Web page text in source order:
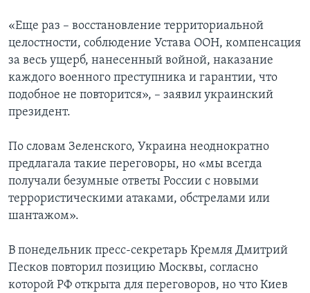
«Еще раз – восстановление территориальной
целостности, соблюдение Устава ООН, компенсация
за весь ущерб, нанесенный войной, наказание
каждого военного преступника и гарантии, что
подобное не повторится», – заявил украинский
президент.
По словам Зеленского, Украина неоднократно
предлагала такие переговоры, но «мы всегда
получали безумные ответы России с новыми
террористическими атаками, обстрелами или
шантажом».
В понедельник пресс-секретарь Кремля Дмитрий
Песков повторил позицию Москвы, согласно
которой РФ открыта для переговоров, но что Киев